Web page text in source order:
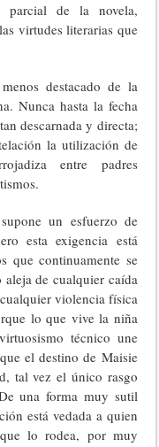
parcial de la novela,
virtudes literarias que
destacado de la
Nunca hasta la fecha
descarnada y directa;
la utilización de
entre padres
supone un esfuerzo de
esta exigencia está
que continuamente se
de cualquier caída
violencia física
lo que vive la niña
técnico une
el destino de Maisie
tal vez el único rasgo
una forma muy sutil
está vedada a quien
lo rodea, por muy